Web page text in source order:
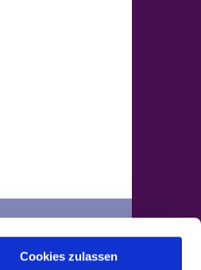
Cookies zulassen